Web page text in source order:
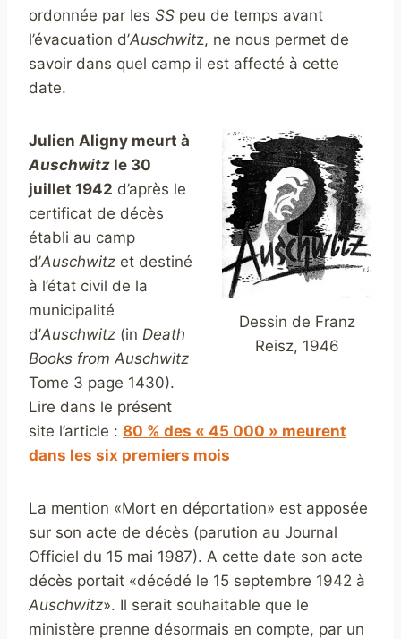
ordonnée par les SS peu de temps avant
l’évacuation d’Auschwitz, ne nous permet de
savoir dans quel camp il est affecté à cette
date.
Dessin de Franz
Reisz, 1946
Julien Aligny meurt à
Auschwitz le 30
juillet 1942 d’après le
certificat de décès
établi au camp
d’Auschwitz et destiné
à l’état civil de la
municipalité
d’Auschwitz (in Death
Books from Auschwitz
Tome 3 page 1430).
Lire dans le présent
site l’article : 80 % des « 45 000 » meurent
dans les six premiers mois
La mention «Mort en déportation» est apposée
sur son acte de décès (parution au Journal
Officiel du 15 mai 1987). A cette date son acte
décès portait «décédé le 15 septembre 1942 à
Auschwitz». Il serait souhaitable que le
ministère prenne désormais en compte, par un